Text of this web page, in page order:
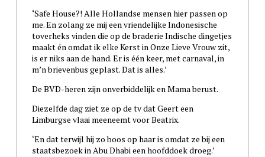
‘Safe House?! Alle Hollandse mensen hier passen op
me. En zolang ze mij een vriendelijke Indonesische
toverheks vinden die op de braderie Indische dingetjes
maakt én omdat ik elke Kerst in Onze Lieve Vrouw zit,
is er niks aan de hand. Er is één keer, met carnaval, in
m’n brievenbus geplast. Dat is alles.’
De BVD-heren zijn onverbiddelijk en Mama berust.
Diezelfde dag ziet ze op de tv dat Geert een
Limburgse vlaai meeneemt voor Beatrix.
‘En dat terwijl hij zo boos op haar is omdat ze bij een
staatsbezoek in Abu Dhabi een hoofddoek droeg.’